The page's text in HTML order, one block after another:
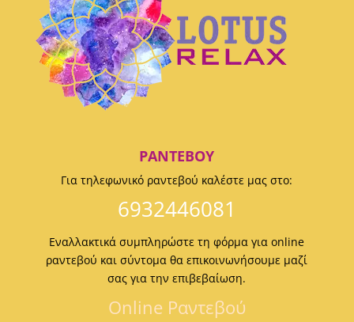
ΡΑΝΤΕΒΟΎ
Για τηλεφωνικό ραντεβού καλέστε μας στο:
6932446081
Εναλλακτικά συμπληρώστε τη φόρμα για online
ραντεβού και σύντομα θα επικοινωνήσουμε μαζί
σας για την επιβεβαίωση.
Οnline Ραντεβού